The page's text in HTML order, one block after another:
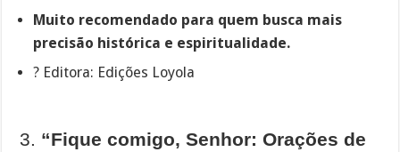
Muito recomendado para quem busca mais
precisão histórica e espiritualidade.
? Editora: Edições Loyola
3. “Fique comigo, Senhor: Orações de